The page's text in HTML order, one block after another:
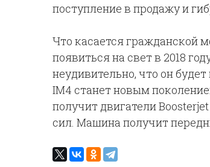
поступление в продажу и
Что касается гражданской
появиться на свет в 2018
неудивительно, что он
IM4 станет новым
получит двигатели
сил. Машина получит